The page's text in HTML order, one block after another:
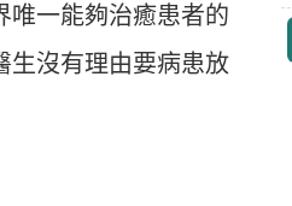
唯一能夠治癒患者的
生沒有理由要病患放